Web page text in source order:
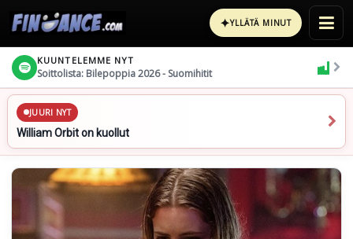
✦YLLÄTÄ MINUT
KUUNTELEMME NYT
Soittolista: Bilepoppia 2026 - Suomihitit
JUURI NYT
William Orbit on kuollut